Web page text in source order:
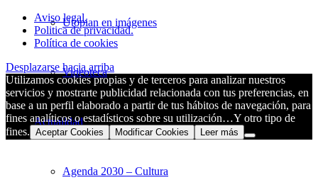
Utopian en imágenes
Videoteca
Actualidad
Agenda 2030 – Cultura
Aviso legal.
Politica de privacidad.
Política de cookies
Desplazarse hacia arriba
Utilizamos cookies propias y de terceros para analizar nuestros
servicios y mostrarte publicidad relacionada con tus preferencias, en
base a un perfil elaborado a partir de tus hábitos de navegación, para
fines analíticos o estadísticos sobre su utilización…Y otro tipo de
fines. Aceptar Cookies Modificar Cookies Leer más